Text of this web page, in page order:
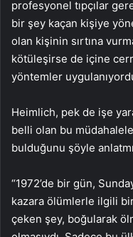
profesyonel tıpçılar
bir şey kaçan kişiye
olan kişinin sırtına
kötüleşirse de içine
yöntemler
Heimlich, pek de işe
belli olan bu
bulduğunu şöyle
“1972’de bir gün,
kazara ölümlerle ilgili
çeken şey, boğularak